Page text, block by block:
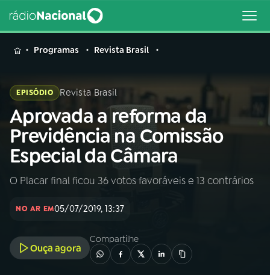
MENU
Buscar
na
Rádio
Nacional
Buscar
AO VIVO
02A RÁDIO
Programas Revista Brasil
EPISÓDIO Revista Brasil
Aprovada a reforma da
Previdência na Comissão
Especial da Câmara
O Placar final ficou 36 votos favoráveis e 13 contrários
NO AR EM05/07/2019, 13:37
Ouça agora
Compartilhe